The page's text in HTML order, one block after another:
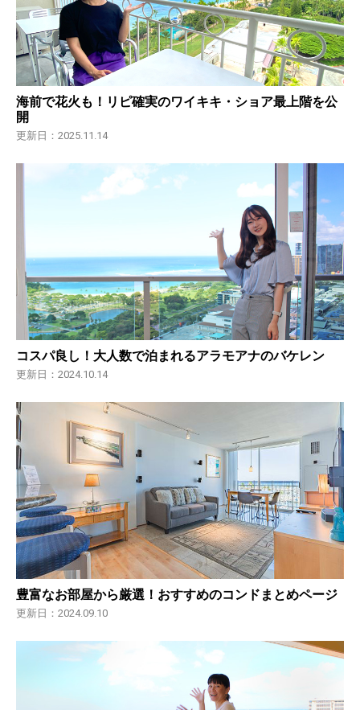
海前で花火も！リピ確実のワイキキ・ショア最上階を公
開
更新日：2025.11.14
コスパ良し！大人数で泊まれるアラモアナのバケレン
更新日：2024.10.14
豊富なお部屋から厳選！おすすめのコンドまとめページ
更新日：2024.09.10